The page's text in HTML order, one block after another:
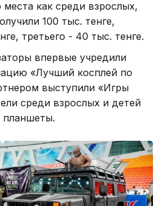
как среди взрослых,
100 тыс. тенге,
третьего - 40 тыс. тенге.
впервые учредили
«Лучший косплей по
выступили «Игры
среди взрослых и детей
планшеты.